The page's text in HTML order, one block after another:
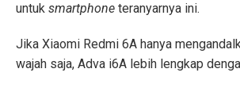
untuk smartphone teranyarnya ini.
Jika Xiaomi Redmi 6A hanya
wajah saja, Adva i6A lebih lengkap